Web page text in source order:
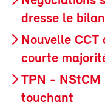
dresse le bilan
Nouvelle
courte
TPN - NStCM
touchant